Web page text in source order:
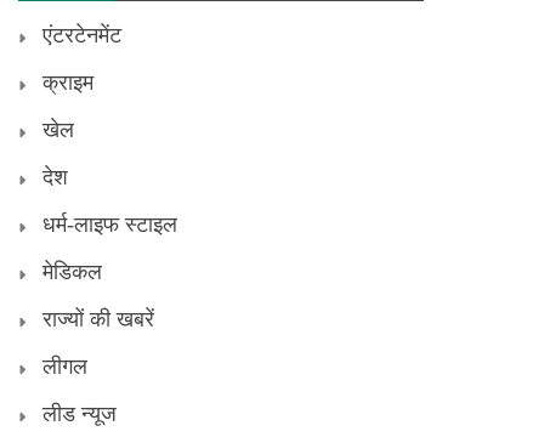
एंटरटेनमेंट
क्राइम
खेल
देश
धर्म-लाइफ स्टाइल
मेडिकल
राज्यों की खबरें
लीगल
लीड न्यूज